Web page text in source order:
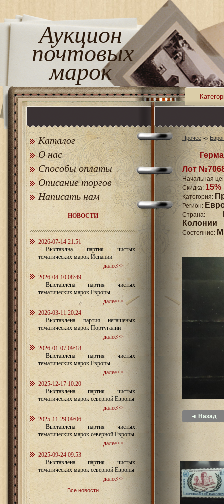
Аукцион
почтовых
марок
Каталог
О нас
Способы оплаты
Описание торгов
Написать нам
НОВОСТИ
2026-07-14 21:51
Выставлна партия чистых
тематических марок Испании
далее>>
2026-04-10 08:49
Выставлена партия чистых
тематических марок Европы
далее>>
2026-03-11 20:24
Выставлена партия негашеных
тематических марок Португалии
далее>>
2026-01-07 09:18
Выставлена партия чистых
тематических марок Европы
далее>>
2025-12-17 10:20
Выставлена партия чистых
тематических марок северной Европы
далее>>
2025-11-29 09:06
Выставлена партия чистых
тематических марок северной Европы
далее>>
2025-09-24 09:53
Выставлена партия чистых
тематических марок северной Европы
далее>>
Все новости
Прочее
Лот
Начальная
Скидка: 15%
Категория:
Регион:
Страна:
Колонии
Состояние:
◄ Назад